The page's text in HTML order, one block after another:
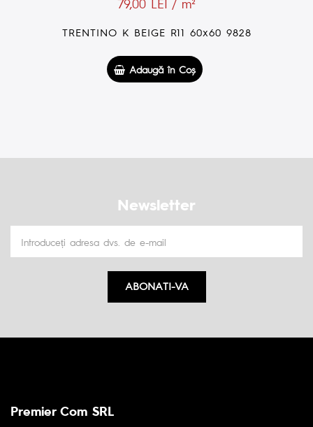
79,00 LEI / m²
TRENTINO K BEIGE R11 60x60 9828
Adaugă în Coş
Newsletter
ABONATI-VA
Premier Com SRL